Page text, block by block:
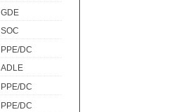
GDE
SOC
PPE/DC
ADLE
PPE/DC
PPE/DC